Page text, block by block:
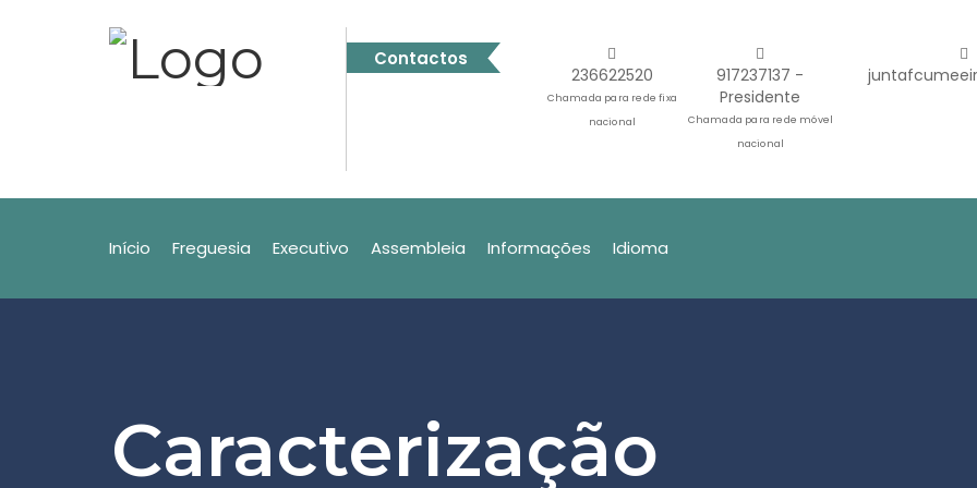
Contactos
236622520
Chamada para rede fixa
nacional
917237137 -
Presidente
Chamada para rede móvel
nacional
Início Freguesia Executivo Assembleia Informações Idioma
Caracterização